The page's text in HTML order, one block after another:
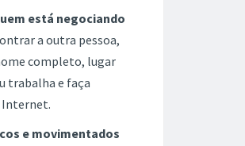
está negociando
a outra pessoa,
completo, lugar
trabalha e faça
Internet.
e movimentados